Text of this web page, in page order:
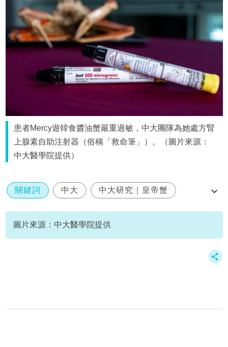
患者Mercy遊韓食醬油蟹嚴重過敏，中大團隊為她處方腎
上腺素自助注射器（俗稱「救命筆」）。（圖片來源：
中大醫學院提供）
關鍵詞 中大 中大研究｜皇帝蟹
蟹過敏
戒口
圖片來源：中大醫學院提供